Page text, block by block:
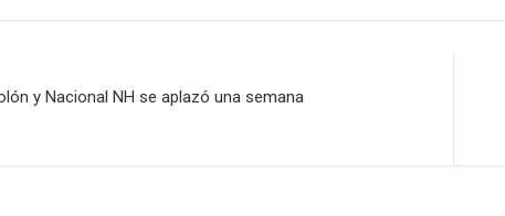
y Nacional NH se aplazó una semana